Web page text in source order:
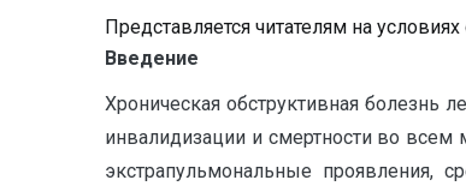
Представляется читателям на
Введение
Хроническая обструктивная
инвалидизации и смертности во всем
экстрапульмональные проявления,